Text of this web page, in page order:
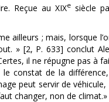
Reçue au XIXe siècle
; mais, lorsque
» [2, P. 633] conclut
il ne répugne pas à
le constat de la
peut servir de
changer, non de climat.»